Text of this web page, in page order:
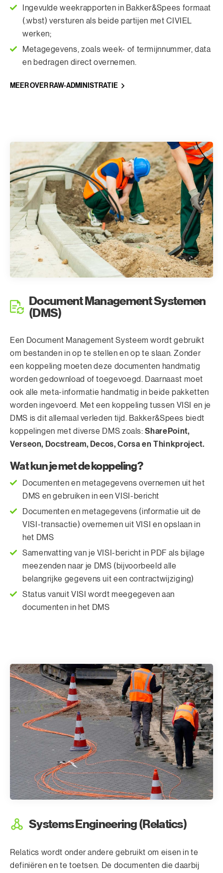
Ingevulde weekrapporten in Bakker&Spees formaat
(.wbst) versturen als beide partijen met CIVIEL
werken;
Metagegevens, zoals week- of termijnnummer, data
en bedragen direct overnemen.
MEER OVER RAW-ADMINISTRATIE
Document Management Systemen
(DMS)
Een Document Management Systeem wordt gebruikt
om bestanden in op te stellen en op te slaan. Zonder
een koppeling moeten deze documenten handmatig
worden gedownload of toegevoegd. Daarnaast moet
ook alle meta-informatie handmatig in beide pakketten
worden ingevoerd. Met een koppeling tussen VISI en je
DMS is dit allemaal verleden tijd. Bakker&Spees biedt
koppelingen met diverse DMS zoals: SharePoint,
Verseon, Docstream, Decos, Corsa en Thinkproject.
Wat kun je met de koppeling?
Documenten en metagegevens overnemen uit het
DMS en gebruiken in een VISI-bericht
Documenten en metagegevens (informatie uit de
VISI-transactie) overnemen uit VISI en opslaan in
het DMS
Samenvatting van je VISI-bericht in PDF als bijlage
meezenden naar je DMS (bijvoorbeeld alle
belangrijke gegevens uit een contractwijziging)
Status vanuit VISI wordt meegegeven aan
documenten in het DMS
Systems Engineering (Relatics)
Relatics wordt onder andere gebruikt om eisen in te
definiëren en te toetsen. De documenten die daarbij